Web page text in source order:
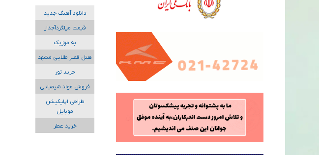
دانلود آهنگ جدید
قیمت میلگردآجدار
به موزیک
هتل قصر طلایی مشهد
خرید تور
فروش مواد شیمیایی
طراحی اپلیکیشن
موبایل
خرید عطر